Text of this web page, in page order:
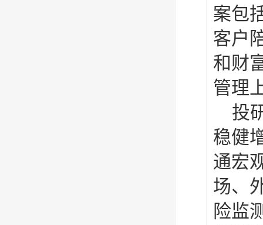
案包
客户
和财
管理
投
稳健
通宏
场、
险监